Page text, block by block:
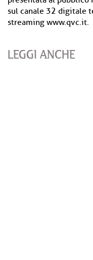
sul canale 32 digitale
streaming www.qvc.it.
LEGGI ANCHE